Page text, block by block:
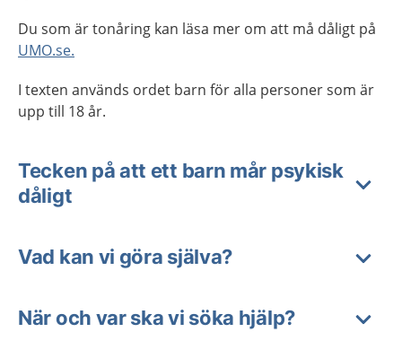
Du som är tonåring kan läsa mer om att må dåligt på
UMO.se.
I texten används ordet barn för alla personer som är
upp till 18 år.
Tecken på att ett barn mår psykisk
dåligt
Vad kan vi göra själva?
När och var ska vi söka hjälp?